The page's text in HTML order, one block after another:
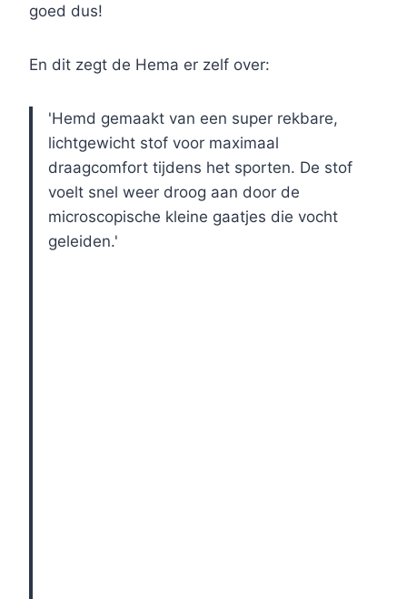
goed dus!
En dit zegt de Hema er zelf over:
'Hemd gemaakt van een super rekbare,
lichtgewicht stof voor maximaal
draagcomfort tijdens het sporten. De stof
voelt snel weer droog aan door de
microscopische kleine gaatjes die vocht
geleiden.'